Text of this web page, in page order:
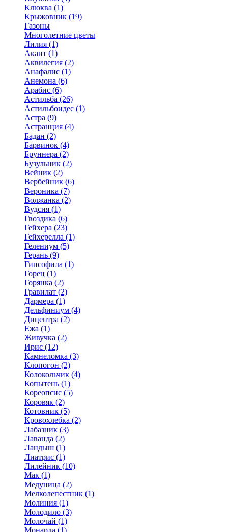
Клюква (1)
Крыжовник (19)
Газоны
Многолетние цветы
Лилия (1)
Акант (1)
Аквилегия (2)
Анафалис (1)
Анемона (6)
Арабис (6)
Астильба (26)
Астильбоидес (1)
Астра (9)
Астранция (4)
Бадан (2)
Барвинок (4)
Бруннера (2)
Бузульник (2)
Вейник (2)
Вербейник (6)
Вероника (7)
Волжанка (2)
Вудсия (1)
Гвоздика (6)
Гейхера (23)
Гейхерелла (1)
Гелениум (5)
Герань (9)
Гипсофила (1)
Горец (1)
Горянка (2)
Гравилат (2)
Дармера (1)
Дельфиниум (4)
Дицентра (2)
Ежа (1)
Живучка (2)
Ирис (12)
Камнеломка (3)
Клопогон (2)
Колокольчик (4)
Копытень (1)
Кореопсис (5)
Коровяк (2)
Котовник (5)
Кровохлебка (2)
Лабазник (3)
Лаванда (2)
Ландыш (1)
Лиатрис (1)
Лилейник (10)
Мак (1)
Медуница (2)
Мелколепестник (1)
Молиния (1)
Молодило (3)
Молочай (1)
Монарда (1)